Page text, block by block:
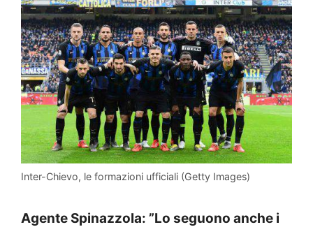
Inter-Chievo, le formazioni ufficiali (Getty Images)
Agente Spinazzola: ”Lo seguono anche i